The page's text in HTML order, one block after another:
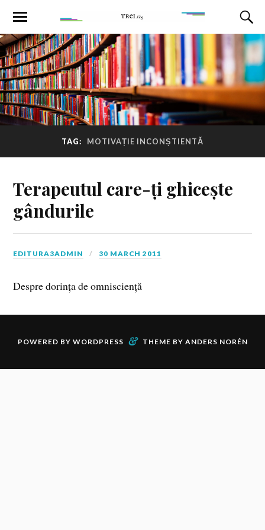
TAG: MOTIVAȚIE INCONȘTIENTĂ
Terapeutul care-ți ghicește
gândurile
EDITURA3ADMIN 30 MARCH 2011
Despre dorința de omnisciență
POWERED BY WORDPRESS & THEME BY ANDERS NORÉN